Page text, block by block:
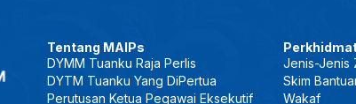
Tentang MAIPs
DYMM Tuanku Raja Perlis
DYTM Tuanku Yang DiPertua
Perutusan Ketua Pegawai Eksekutif
Jenis-Jenis
Skim
Wakaf